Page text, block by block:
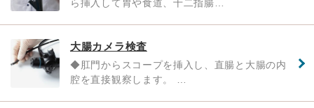
ら挿入して胃や食道、十二指腸…
大腸カメラ検査
◆肛門からスコープを挿入し、直腸と大腸の内
腔を直接観察します。 …